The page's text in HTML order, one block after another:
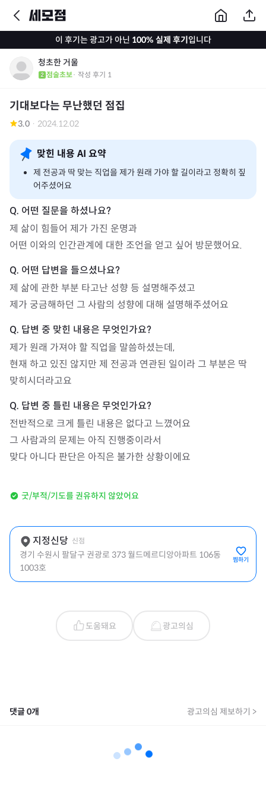
이 후기는 광고가 아닌 100% 실제 후기입니다
청초한 거울
점술초보· 작성 후기 1
기대보다는 무난했던 점집
3.0 · 2024.12.02
맞힌 내용 AI 요약
제 전공과 딱 맞는 직업을 제가 원래 가야 할 길이라고 정확히 짚
어주셨어요
제 삶이 힘들어 제가 가진 운명과
제 삶에 관한 부분 타고난 성향 등 설명해주셨고
제가 궁금해하던 그 사람의 성향에 대해 설명해주셨어요
제가 원래 가져야 할 직업을 말씀하셨는데,
현재 하고 있진 않지만 제 전공과 연관된 일이라 그 부분은 딱
맞히시더라고요
전반적으로 크게 틀린 내용은 없다고 느꼈어요
그 사람과의 문제는 아직 진행중이라서
맞다 아니다 판단은 아직은 불가한 상황이에요
굿/부적/기도를 권유하지 않았어요
지정신당 신점
경기 수원시 팔달구 권광로 373 월드메르디앙아파트 106동
1003호
찜하기
도움돼요 광고의심
댓글0개 광고의심 제보하기 >